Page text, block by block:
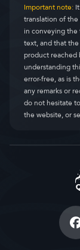
Important note:
translation of
in conveying the
text, and that
product reached
understanding
error-free, as is
any remarks or
do not hesitate
the website, or